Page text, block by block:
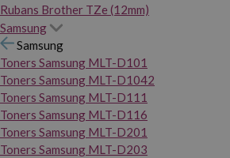
Rubans Brother TZe (12mm)
Samsung
Samsung
Toners Samsung MLT-D101
Toners Samsung MLT-D1042
Toners Samsung MLT-D111
Toners Samsung MLT-D116
Toners Samsung MLT-D201
Toners Samsung MLT-D203